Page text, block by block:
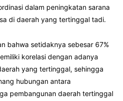
dalam peningkatan sarana
di daerah yang tertinggal tadi.
bahwa setidaknya sebesar 67%
korelasi dengan adanya
yang tertinggal, sehingga
hubungan antara
pembangunan daerah tertinggal